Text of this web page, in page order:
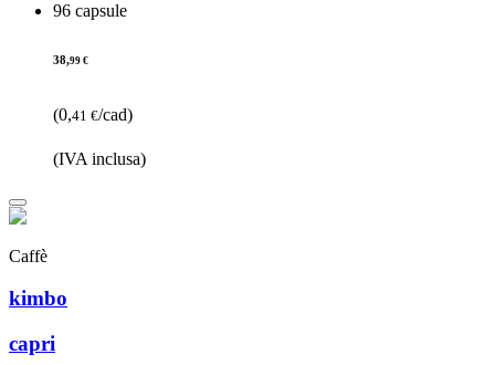
96 capsule
38,99 €
(0,41 €/cad)
(IVA inclusa)
Caffè
kimbo
capri